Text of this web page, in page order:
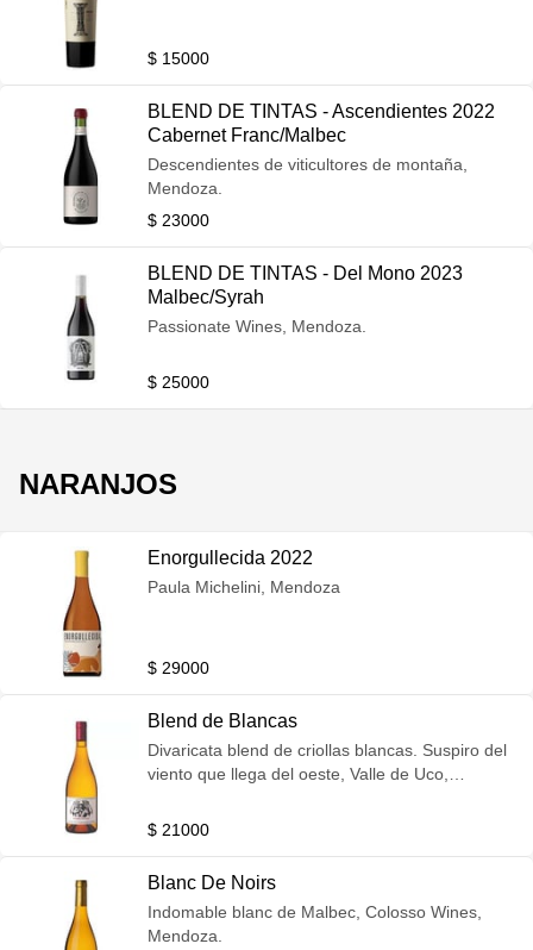
$ 15000
BLEND DE TINTAS - Ascendientes 2022
Cabernet Franc/Malbec
Descendientes de viticultores de montaña,
Mendoza.
$ 23000
BLEND DE TINTAS - Del Mono 2023
Malbec/Syrah
Passionate Wines, Mendoza.
$ 25000
NARANJOS
Enorgullecida 2022
Paula Michelini, Mendoza
$ 29000
Blend de Blancas
Divaricata blend de criollas blancas. Suspiro del
viento que llega del oeste, Valle de Uco,
$ 21000
Blanc De Noirs
Indomable blanc de Malbec, Colosso Wines,
Mendoza.